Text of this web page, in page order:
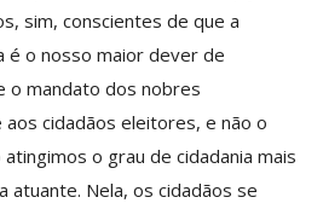
sim, conscientes de que a
é o nosso maior dever de
o mandato dos nobres
cidadãos eleitores, e não o
o grau de cidadania mais
atuante. Nela, os cidadãos se